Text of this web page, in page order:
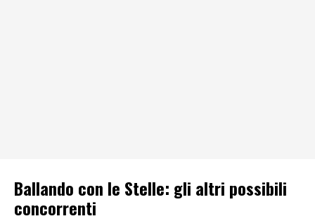
Ballando con le Stelle: gli altri possibili
concorrenti